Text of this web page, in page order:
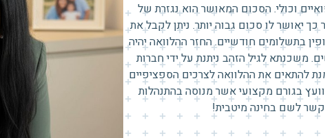
וכולי. הסכום המאושר הוא נגזרת של
יאושר לו סכום גבוה יותר. ניתן לקבל את
בתשלומים חודשיים. החזר ההלוואה יהיה
משכנתא לגיל הזהב ניתנת על ידי חברות
להתאים את ההלוואה לצרכים הספציפיים
בגורם מקצועי אשר מנוסה בהתנהלות
קשר לשם בחינה מיטבית!